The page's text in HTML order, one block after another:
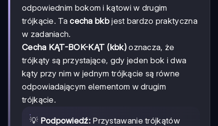
odpowiednim bokom i kątowi w drugim
trójkącie. Tacecha bkbjest bardzo praktyczna
w zadaniach.
Cecha KĄT-BOK-KĄT (kbk)oznacza, że
trójkąty są przystające, gdy jeden bok i dwa
kąty przy nim w jednym trójkącie są równe
odpowiadającym elementom w drugim
trójkącie.
💡 Podpowiedź:Przystawanie trójkątów